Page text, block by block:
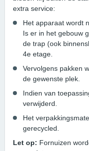
extra service:
Het apparaat wordt
Is er in het gebouw
de trap (ook
4e etage.
Vervolgens pakken
de gewenste plek.
Indien van
verwijderd.
Het
gerecycled.
Let op: Fornuizen